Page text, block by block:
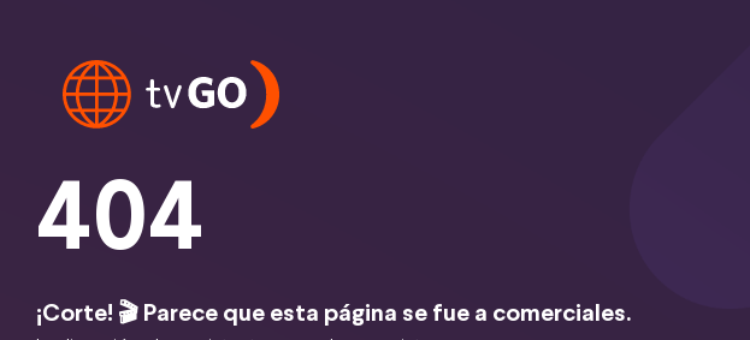
404
¡Corte! 🎬 Parece que esta página se fue a comerciales.